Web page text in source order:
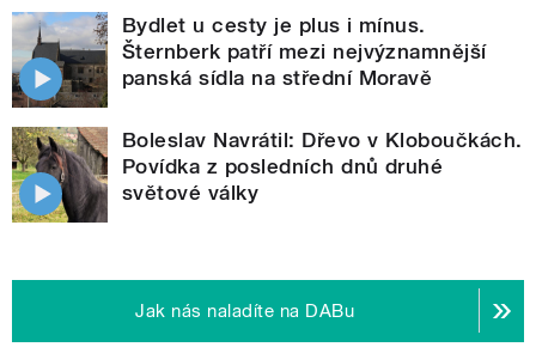
Bydlet u cesty je plus i mínus.
Šternberk patří mezi nejvýznamnější
panská sídla na střední Moravě
Boleslav Navrátil: Dřevo v Kloboučkách.
Povídka z posledních dnů druhé
světové války
Jak nás naladíte na DABu